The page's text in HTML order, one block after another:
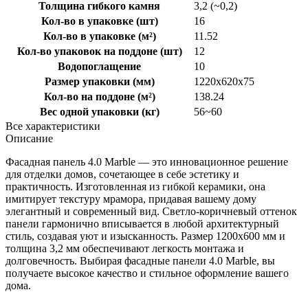
Толщина гибкого камня
3,2 (~0,2)
Кол-во в упаковке (шт)
16
Кол-во в упаковке (м²)
11.52
Кол-во упаковок на поддоне (шт)
12
Водопоглащение
10
Размер упаковки (мм)
1220x620x75
Кол-во на поддоне (м²)
138.24
Вес одной упаковки (кг)
56~60
Все характеристики
Описание
Фасадная панель 4.0 Marble — это инновационное решение
для отделки домов, сочетающее в себе эстетику и
практичность. Изготовленная из гибкой керамики, она
имитирует текстуру мрамора, придавая вашему дому
элегантный и современный вид. Светло-коричневый оттенок
панели гармонично вписывается в любой архитектурный
стиль, создавая уют и изысканность. Размер 1200x600 мм и
толщина 3,2 мм обеспечивают легкость монтажа и
долговечность. Выбирая фасадные панели 4.0 Marble, вы
получаете высокое качество и стильное оформление вашего
дома.